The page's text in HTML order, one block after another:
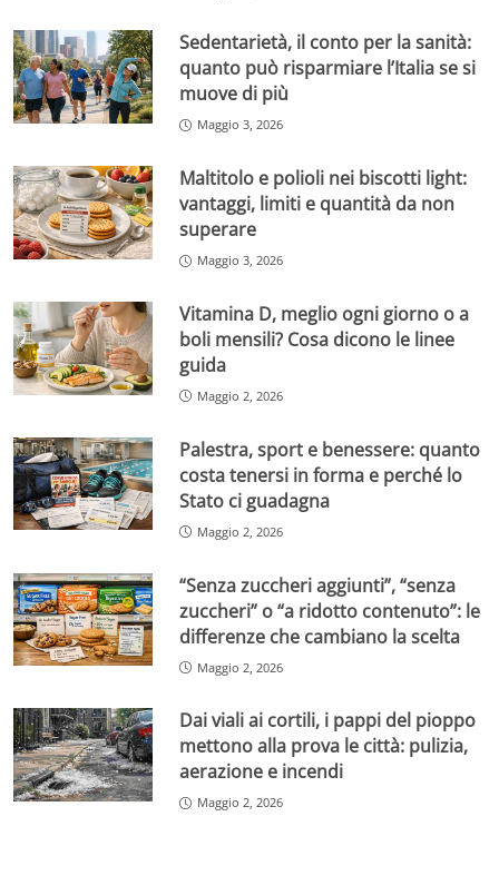
Sedentarietà, il conto per la sanità:
quanto può risparmiare l’Italia se si
muove di più
Maggio 3, 2026
Maltitolo e polioli nei biscotti light:
vantaggi, limiti e quantità da non
superare
Maggio 3, 2026
Vitamina D, meglio ogni giorno o a
boli mensili? Cosa dicono le linee
guida
Maggio 2, 2026
Palestra, sport e benessere: quanto
costa tenersi in forma e perché lo
Stato ci guadagna
Maggio 2, 2026
“Senza zuccheri aggiunti”, “senza
zuccheri” o “a ridotto contenuto”: le
differenze che cambiano la scelta
Maggio 2, 2026
Dai viali ai cortili, i pappi del pioppo
mettono alla prova le città: pulizia,
aerazione e incendi
Maggio 2, 2026